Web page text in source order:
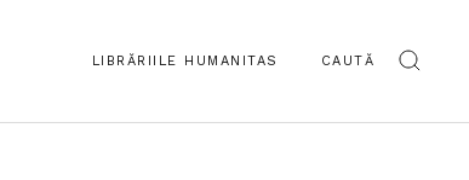
LIBRĂRIILE HUMANITAS CAUTĂ